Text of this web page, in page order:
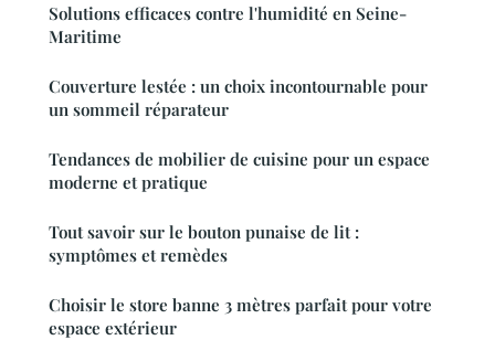
Solutions efficaces contre l'humidité en Seine-
Maritime
Couverture lestée : un choix incontournable pour
un sommeil réparateur
Tendances de mobilier de cuisine pour un espace
moderne et pratique
Tout savoir sur le bouton punaise de lit :
symptômes et remèdes
Choisir le store banne 3 mètres parfait pour votre
espace extérieur